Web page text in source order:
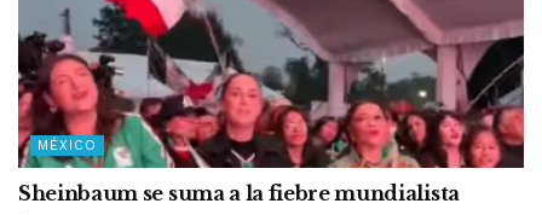
MÉXICO
Sheinbaum se suma a la fiebre mundialista